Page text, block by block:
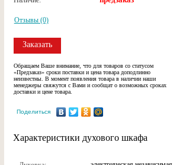
Отзывы (0)
Заказать
Обращаем Ваше внимание, что для товаров со статусом
«Предзаказ» сроки поставки и цена товара доподлинно
неизвестны. В момент появления товара в наличии наши
менеджеры свяжутся с Вами и сообщат о возможных сроках
доставки и цене товара.
Поделиться
Характеристики духового шкафа